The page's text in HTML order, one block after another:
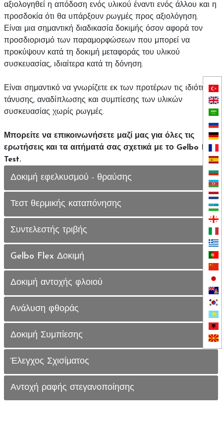
Δοκιμή εφελκυσμού - θραύσης
Τεστ θερμικής καταπόνησης
Συντελεστής τριβής
Gelbo Flex Δοκιμή
Δοκιμή αντοχής φλοιού
Ανάλυση φθοράς
Δοκιμή Συμπίεσης
Έλεγχος Σχισίματος
Αντοχή ραφής στεγανοποίησης
αξιολογηθεί η απόδοση ενός υλικού έναντι ενός άλλου και η
προσδοκία ότι θα υπάρξουν ρωγμές προς αξιολόγηση.
Είναι μια σημαντική διαδικασία δοκιμής όσον αφορά τον
προσδιορισμό των παραμορφώσεων που μπορεί να
προκύψουν κατά τη δοκιμή μεταφοράς του υλικού
συσκευασίας, ιδιαίτερα κατά τη δόνηση.
Είναι σημαντικό να γνωρίζετε εκ των προτέρων τις ιδιότητες
τάνυσης, αναδίπλωσης και συμπίεσης των υλικών
συσκευασίας χωρίς ρωγμές.
Μπορείτε να επικοινωνήσετε μαζί μας για όλες τις
ερωτήσεις και τα αιτήματά σας σχετικά με το Gelbo Flex
Test.